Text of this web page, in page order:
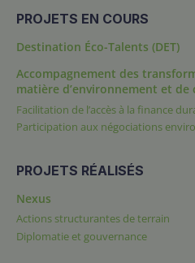
PROJETS EN COURS
Destination Éco-Talents (DET)
Accompagnement des
matière d’environnement et de
Facilitation de l’accès à la finance
Participation aux négociations
PROJETS RÉALISÉS
Nexus
Actions structurantes de terrain
Diplomatie et gouvernance